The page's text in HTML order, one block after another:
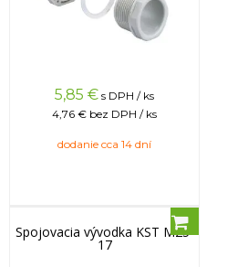
5,85 € s DPH / ks
4,76 € bez DPH / ks
dodanie cca 14 dní
Spojovacia vývodka KST M25-
17